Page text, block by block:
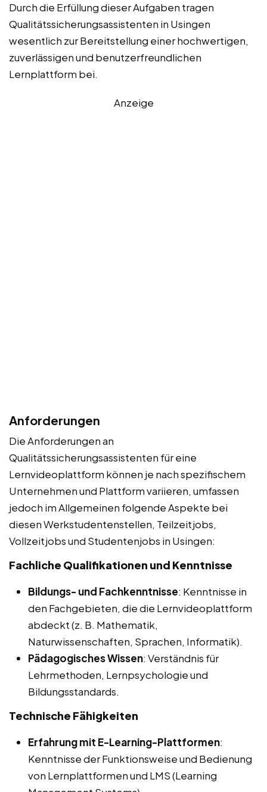
Durch die Erfüllung dieser Aufgaben tragen
Qualitätssicherungsassistenten in Usingen
wesentlich zur Bereitstellung einer hochwertigen,
zuverlässigen und benutzerfreundlichen
Lernplattform bei.
Anzeige
Anforderungen
Die Anforderungen an
Qualitätssicherungsassistenten für eine
Lernvideoplattform können je nach spezifischem
Unternehmen und Plattform variieren, umfassen
jedoch im Allgemeinen folgende Aspekte bei
diesen Werkstudentenstellen, Teilzeitjobs,
Vollzeitjobs und Studentenjobs in Usingen:
Fachliche Qualifikationen und Kenntnisse
Bildungs- und Fachkenntnisse: Kenntnisse in
den Fachgebieten, die die Lernvideoplattform
abdeckt (z. B. Mathematik,
Naturwissenschaften, Sprachen, Informatik).
Pädagogisches Wissen: Verständnis für
Lehrmethoden, Lernpsychologie und
Bildungsstandards.
Technische Fähigkeiten
Erfahrung mit E-Learning-Plattformen:
Kenntnisse der Funktionsweise und Bedienung
von Lernplattformen und LMS (Learning